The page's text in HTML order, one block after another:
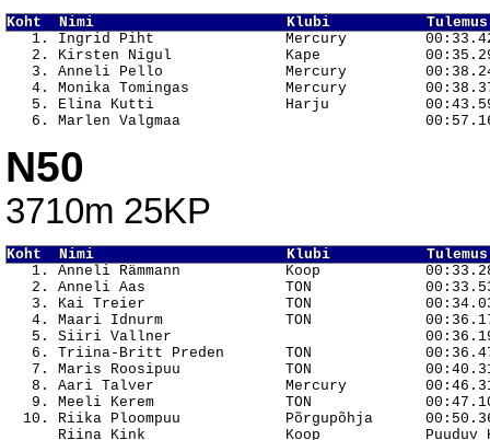
Koht  Nimi                      Klubi
1. Ingrid Piht               Mercury
2. Kirsten Nigul             Kape
3. Anneli Pello              Mercury
4. Monika Tomingas           Mercury
5. Elina Kutti               Harju
N50
3710m 25KP
Koht  Nimi                      Klubi
1. Anneli Rämmann            Koop
2. Anneli Aas                TON
3. Kai Treier                TON
4. Maari Idnurm              TON
5. Siiri Vallner
6. Triina-Britt Preden       TON
7. Maris Roosipuu            TON
8. Aari Talver               Mercury
9. Meeli Kerem               TON
10. Riika Ploompuu            Põrgupõhja